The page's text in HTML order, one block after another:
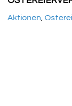
Aktionen